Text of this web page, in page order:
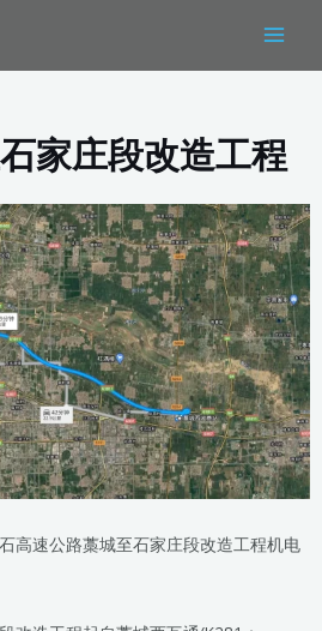
家庄段改造工程
高速公路藁城至石家庄段改造工程机电